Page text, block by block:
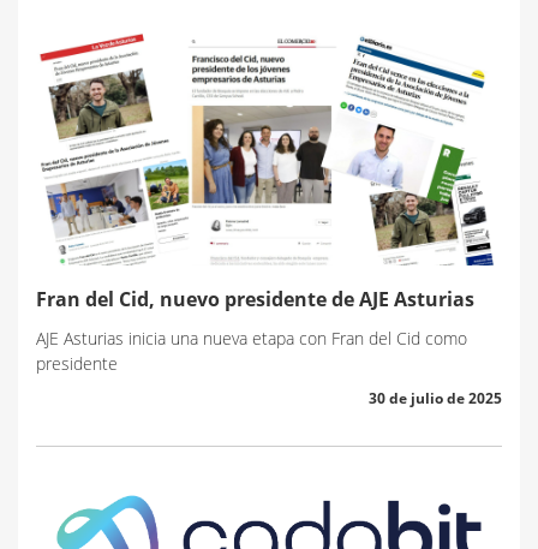
Fran del Cid, nuevo presidente de AJE Asturias
AJE Asturias inicia una nueva etapa con Fran del Cid como
presidente
30 de julio de 2025